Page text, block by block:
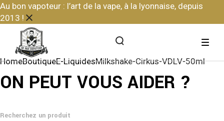
Skip
to
the
content
Au bon vapoteur : l’art de la vape, à la lyonnaise, depuis
2013 !
ON PEUT VOUS AIDER ?
HomeBoutiqueE-LiquidesMilkshake-Cirkus-VDLV-50ml